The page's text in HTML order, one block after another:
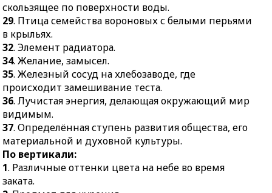
общества, его
материальной и
духовной культуры.
выставок.
30.Зарок, обещание.
работы биржи.
33.Небольшое
членистоногое
животное класса
паукообразных.
скользящее по поверхности воды.
29. Птица семейства вороновых с белыми перьями
в крыльях.
32. Элемент радиатора.
34. Желание, замысел.
35. Железный сосуд на хлебозаводе, где
происходит замешивание теста.
36. Лучистая энергия, делающая окружающий мир
видимым.
37. Определённая ступень развития общества, его
материальной и духовной культуры.
По вертикали:
1. Различные оттенки цвета на небе во время
заката.